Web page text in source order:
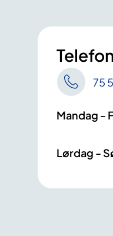
Telefon
75
Mandag -
Lørdag -